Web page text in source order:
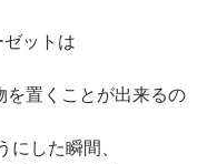
ットは
を置くことが出来るの
にした瞬間、